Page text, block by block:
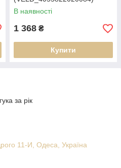
В наявності
1 368 ₴
Купити
за рік
11-И, Одеса, Україна